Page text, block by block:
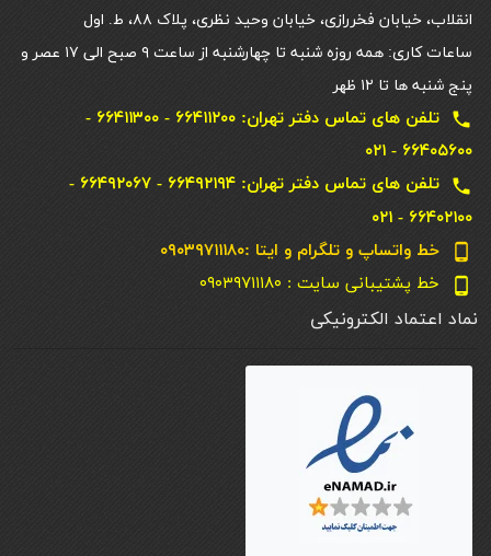
انقلاب، خیابان فخررازی، خیابان وحید نظری، پلاک ۸۸، ط. اول
ساعات کاری: همه روزه شنبه تا چهارشنبه از ساعت ۹ صبح الی ۱۷ عصر و
پنج شنبه ها تا ۱۲ ظهر
local_phone
تلفن های تماس دفتر تهران: ۶۶۴۱۱۲۰۰ - ۶۶۴۱۱۳۰۰ -
۶۶۴۰۵۶۰۰ - ۰۲۱
local_phone
تلفن های تماس دفتر تهران: ۶۶۴۹۲۱۹۴ - ۶۶۴۹۲۰۶۷ -
۶۶۴۰۲۱۰۰ - ۰۲۱
phone_android خط واتساپ و تلگرام و ایتا :۰۹۰۳۹۷۱۱۱۸۰
phone_android خط پشتیبانی سایت : ۰۹۰۳۹۷۱۱۱۸۰
نماد اعتماد الکترونیکی